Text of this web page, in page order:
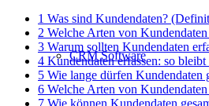
CRM Software
1 Was sind Kundendaten?
2 Welche Arten von Kundendaten
3 Warum sollten Kundendaten
4 Kundendaten erfassen: so
5 Wie lange dürfen Kundendaten
6 Welche Arten von Kundendaten
7 Wie können Kundendaten